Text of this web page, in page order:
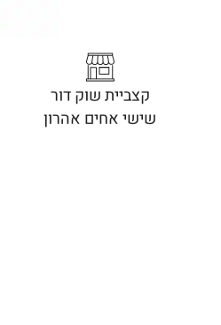
קצביית שוק דור
שישי אחים אהרון